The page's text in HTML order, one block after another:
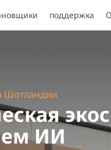
поддержка
Шотландии
ИИ